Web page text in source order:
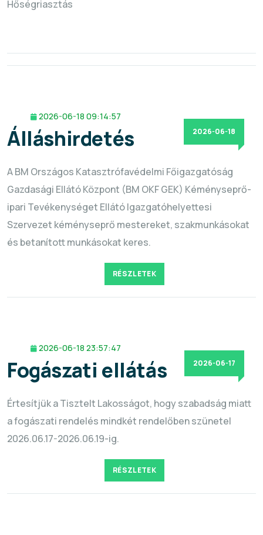
Hőségriasztás
2026-06-18
2026-06-18 09:14:57
Álláshirdetés
A BM Országos Katasztrófavédelmi Főigazgatóság
Gazdasági Ellátó Központ (BM OKF GEK) Kéményseprő-
ipari Tevékenységet Ellátó Igazgatóhelyettesi
Szervezet kéményseprő mestereket, szakmunkásokat
és betanított munkásokat keres.
RÉSZLETEK
2026-06-17
2026-06-18 23:57:47
Fogászati ellátás
Értesítjük a Tisztelt Lakosságot, hogy szabadság miatt
a fogászati rendelés mindkét rendelőben szünetel
2026.06.17-2026.06.19-ig.
RÉSZLETEK